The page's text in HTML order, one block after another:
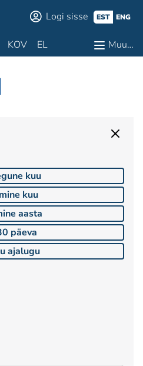
Logi sisse EST ENG
KOV EL Muu…
kuu
kuu
aasta
päeva
ajalugu